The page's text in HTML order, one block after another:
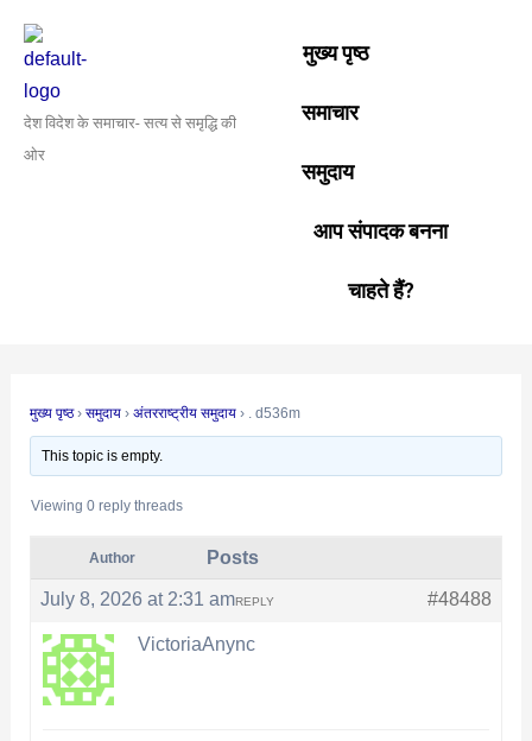
content
देश विदेश के समाचार- सत्य से समृद्धि की
ओर
मुख्य पृष्ठ
समाचार
समुदाय
आप संपादक बनना
चाहते हैं?
मुख्य पृष्ठ › समुदाय › अंतरराष्ट्रीय समुदाय › . d536m
This topic is empty.
Viewing 0 reply threads
Author Posts
July 8, 2026 at 2:31 am #48488
REPLY
VictoriaAnync
navigation